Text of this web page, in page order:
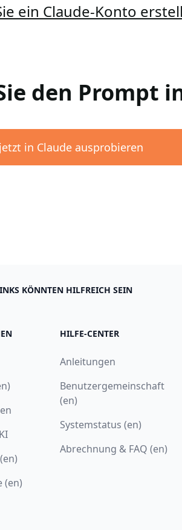
ein Claude-Konto
den Prompt
in Claude ausprobieren
KÖNNTEN HILFREICH SEIN
(en)
HILFE-CENTER
Anleitungen
Benutzergemeinschaft
(en)
Systemstatus (en)
Abrechnung & FAQ (en)